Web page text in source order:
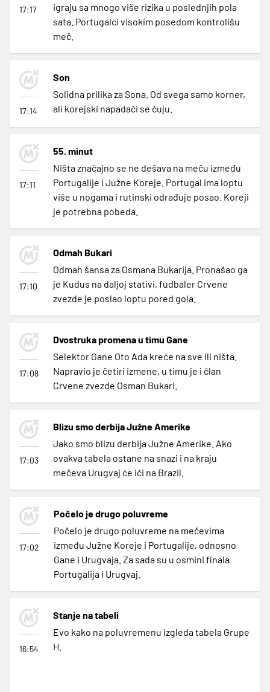
17:17
igraju sa mnogo više rizika u poslednjih pola
sata. Portugalci visokim posedom kontrolišu
meč.
17:14
Son
Solidna prilika za Sona. Od svega samo korner,
ali korejski napadači se čuju.
17:11
55. minut
Ništa značajno se ne dešava na meču između
Portugalije i Južne Koreje. Portugal ima loptu
više u nogama i rutinski odrađuje posao. Koreji
je potrebna pobeda.
17:10
Odmah Bukari
Odmah šansa za Osmana Bukarija. Pronašao ga
je Kudus na daljoj stativi, fudbaler Crvene
zvezde je poslao loptu pored gola.
17:08
Dvostruka promena u timu Gane
Selektor Gane Oto Ada kreće na sve ili ništa.
Napravio je četiri izmene, u timu je i član
Crvene zvezde Osman Bukari.
17:03
Blizu smo derbija Južne Amerike
Jako smo blizu derbija Južne Amerike. Ako
ovakva tabela ostane na snazi i na kraju
mečeva Urugvaj će ići na Brazil.
17:02
Počelo je drugo poluvreme
Počelo je drugo poluvreme na mečevima
između Južne Koreje i Portugalije, odnosno
Gane i Urugvaja. Za sada su u osmini finala
Portugalija i Urugvaj.
16:54
Stanje na tabeli
Evo kako na poluvremenu izgleda tabela Grupe
H.